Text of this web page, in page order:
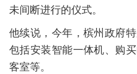
未间断进行的仪式。
他续说，今年，槟州政府
包括安装智能一体机、购
客室等。